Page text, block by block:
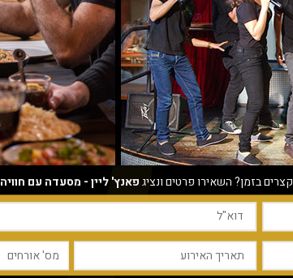
קצרים בזמן? השאירו פרטים ונציגפאנץ' ליין - מסעדה עם חוויה